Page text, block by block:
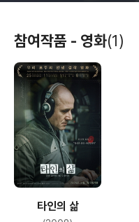
참여작품 - 영화(1)
타인의 삶